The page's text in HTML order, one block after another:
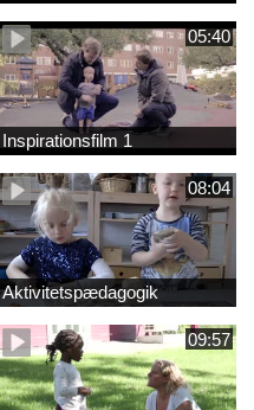
05:40
Inspirationsfilm 1
08:04
Aktivitetspædagogik
09:57